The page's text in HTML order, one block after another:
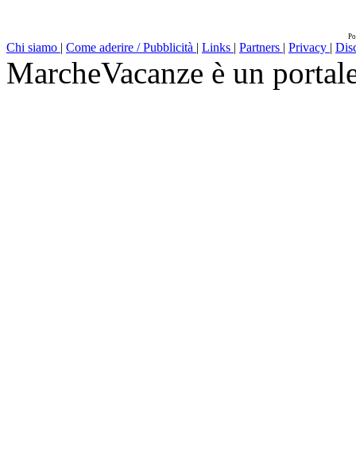
Chi siamo | Come aderire / Pubblicità | Links | Partners | Privacy |
MarcheVacanze è un